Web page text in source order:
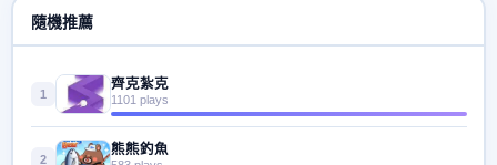
隨機推薦
1
齊克紮克
1101 plays
2
熊熊釣魚